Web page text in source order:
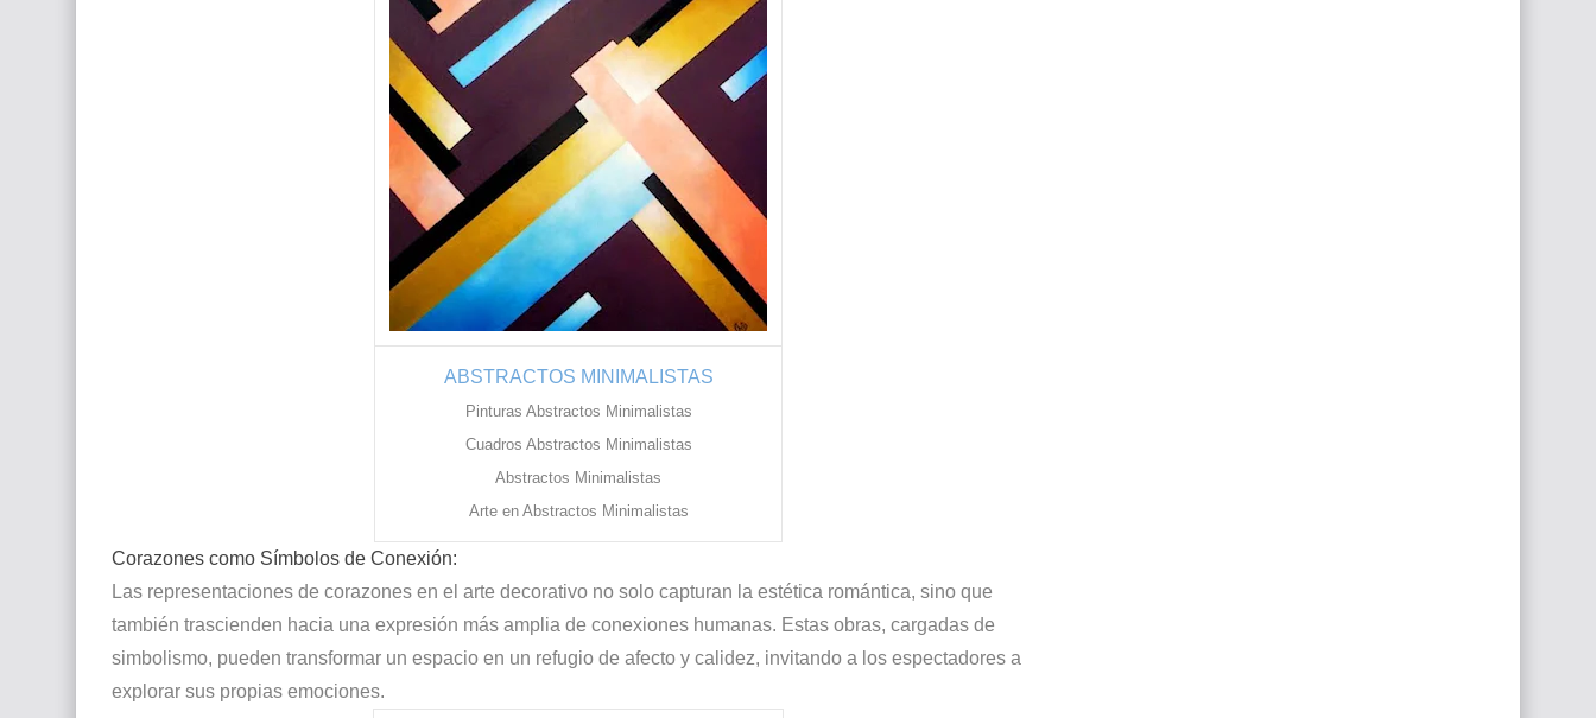
ABSTRACTOS MINIMALISTAS
Pinturas Abstractos Minimalistas
Cuadros Abstractos Minimalistas
Abstractos Minimalistas
Arte en Abstractos Minimalistas
Corazones como Símbolos de Conexión:
Las representaciones de corazones en el arte decorativo no solo capturan la estética romántica, sino que
también trascienden hacia una expresión más amplia de conexiones humanas. Estas obras, cargadas de
simbolismo, pueden transformar un espacio en un refugio de afecto y calidez, invitando a los espectadores a
explorar sus propias emociones.